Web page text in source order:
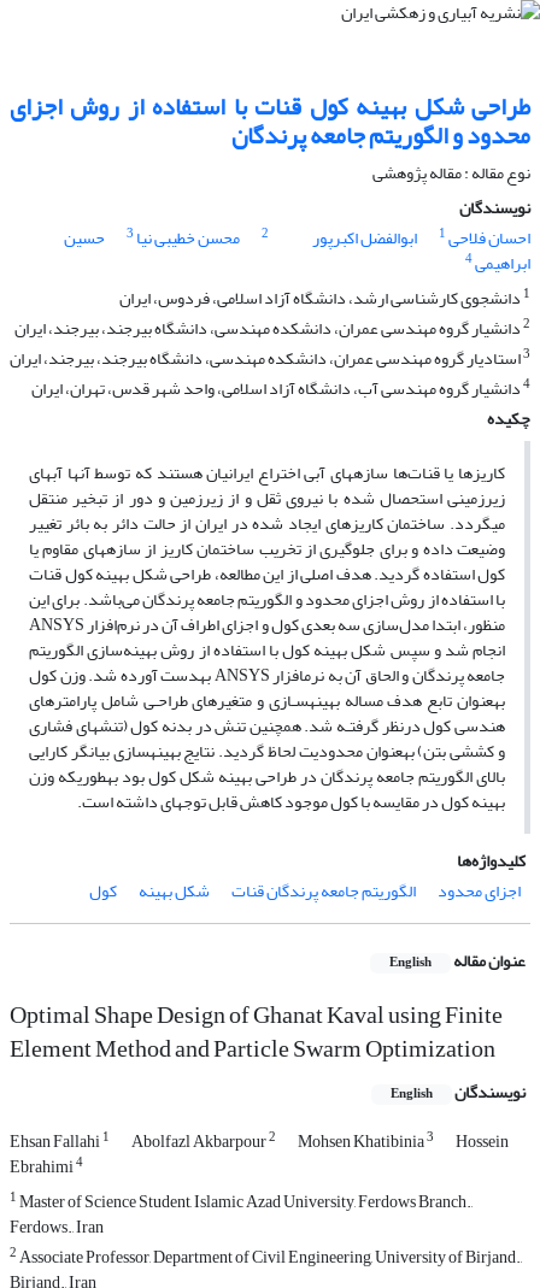
طراحی شکل بهینه کول قنات با استفاده از روش اجزای
محدود و الگوریتم جامعه پرندگان
نوع مقاله : مقاله پژوهشی
نویسندگان
احسان فلاحی1 ابوالفضل اکبرپور 2 محسن خطیبی نیا 3 حسین
ابراهیمی4
1 دانشجوی کارشناسی ارشد، دانشگاه آزاد اسلامی، فردوس، ایران
2دانشیار گروه مهندسی عمران، دانشکده مهندسی، دانشگاه بیرجند، بیرجند، ایران
3استادیار گروه مهندسی عمران، دانشکده مهندسی، دانشگاه بیرجند، بیرجند، ایران
4دانشیار گروه مهندسی آب، دانشگاه آزاد اسلامی، واحد شهر قدس، تهران، ایران
چکیده
کاریزها یا قنات‌ها سازه­های آبی اختراع ایرانیان هستند که توسط آن­ها آب­های
زیرزمینی استحصال شده با نیروی ثقل و از زیرزمین و دور از تبخیر منتقل
میگردد. ساختمان کاریزهای ایجاد شده در ایران از حالت دائر به بائر تغییر
وضیعت داده و برای جلوگیری از تخریب ساختمان کاریز از سازه­های مقاوم یا
کول­ استفاده گردید. هدف اصلی از این مطالعه، طراحی شکل بهینه کول قنات
با استفاده از روش اجزای محدود و الگوریتم جامعه پرندگان می‌باشد. برای این
منظور، ابتدا مدل‌سازی سه بعدی کول و اجزای اطراف آن در نرم‌افزار ANSYS
انجام شد و سپس شکل بهینه کول با استفاده از روش بهینه‌سازی الگوریتم
جامعه پرندگان و الحاق آن به نرم­افزار ANSYS به­دست آورده شد. وزن کول
به­عنوان تابع هدف مساله بهینه­سـازی و متغیرهای طراحـی شامل ‌پارامترهای
هندسی کول ‌درنظر گرفتـه شد. هم­چنین تنش در بدنه کول (تنش­های فشاری
و کششی بتن) به­عنوان محدودیت­ لحاظ گردید. نتایج بهینه­سازی بیانگر کارایی
بالای الگوریتم جامعه پرندگان در طراحی بهینه شکل کول‌ بود به­طوری­که وزن
بهینه کول در مقایسه با کول­ موجود کاهش قابل توجه­ای داشته است.
کلیدواژه‌ها
اجزای محدود
الگوریتم جامعه پرندگان قنات شکل بهینه کول
عنوان مقاله English
Optimal Shape Design of Ghanat Kaval using Finite
Element Method and Particle Swarm Optimization
نویسندگان English
Ehsan Fallahi1 Abolfazl Akbarpour2 Mohsen Khatibinia3 Hossein
Ebrahimi4
1Master of Science Student, Islamic Azad University, Ferdows Branch.,
Ferdows., Iran
2Associate Professor, Department of Civil Engineering, University of Birjand.,